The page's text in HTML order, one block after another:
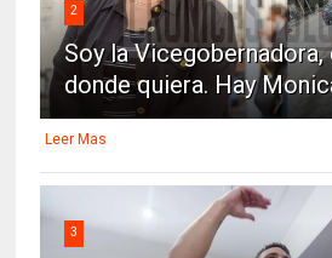
2
Soy la
donde quiera. Hay
Leer Mas
3